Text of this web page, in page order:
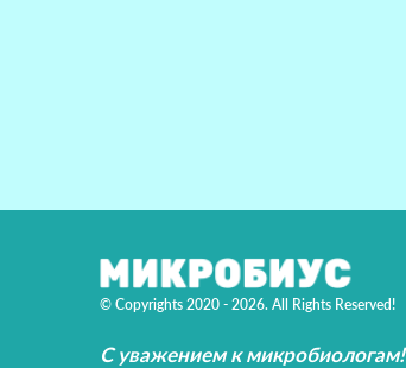
© Copyrights 2020 - 2026. All Rights Reserved!
С уважением к микробиологам!